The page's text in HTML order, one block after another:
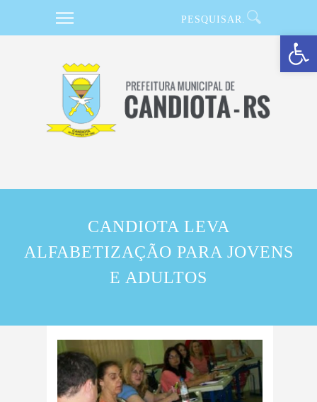
Barra de Ferramentas Aberta
CANDIOTA LEVA
ALFABETIZAÇÃO PARA JOVENS
E ADULTOS